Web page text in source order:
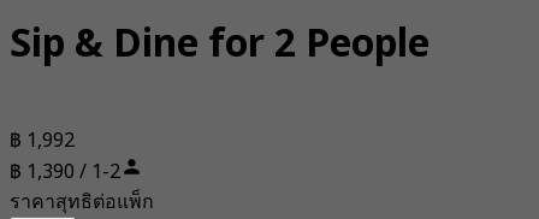
Sip & Dine for 2 People
฿ 1,992
฿ 1,390 / 1-2
ราคาสุทธิต่อแพ็ก